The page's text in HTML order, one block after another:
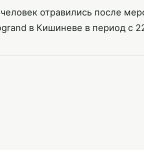
отравились после
в Кишиневе в период с